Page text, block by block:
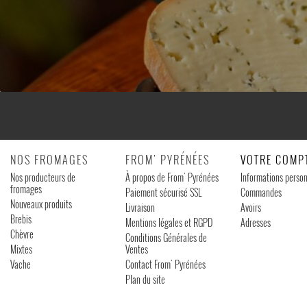
NOS FROMAGES
Nos producteurs de
fromages
Nouveaux produits
Brebis
Chèvre
Mixtes
Vache
FROM' PYRÉNÉES
À propos de From' Pyrénées
Paiement sécurisé SSL
Livraison
Mentions légales et RGPD
Conditions Générales de
Ventes
Contact From' Pyrénées
Plan du site
VOTRE
Informations
Commandes
Avoirs
Adresses